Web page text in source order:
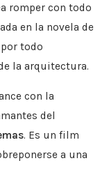
romper con todo
en la novela de
todo
la arquitectura.
con la
del
. Es un film
a una